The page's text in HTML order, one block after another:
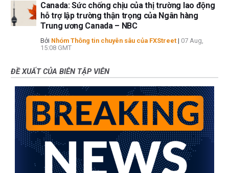
Canada: Sức chống chịu của thị trường lao động
hỗ trợ lập trường thận trọng của Ngân hàng
Trung ương Canada – NBC
Bởi Nhóm Thông tin chuyên sâu của FXStreet | 07 Aug,
15:08 GMT
ĐỀ XUẤT CỦA BIÊN TẬP VIÊN